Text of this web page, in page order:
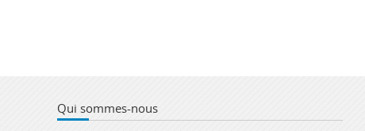
Qui sommes-nous